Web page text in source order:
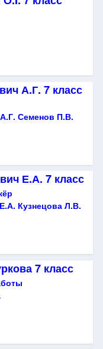
А.Г. 7 класс
Семенов П.В.
Е.А. 7 класс
Кузнецова Л.В.
7 класс